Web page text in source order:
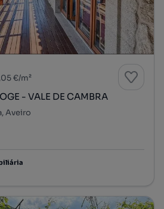
€/m²
- VALE DE CAMBRA
Aveiro